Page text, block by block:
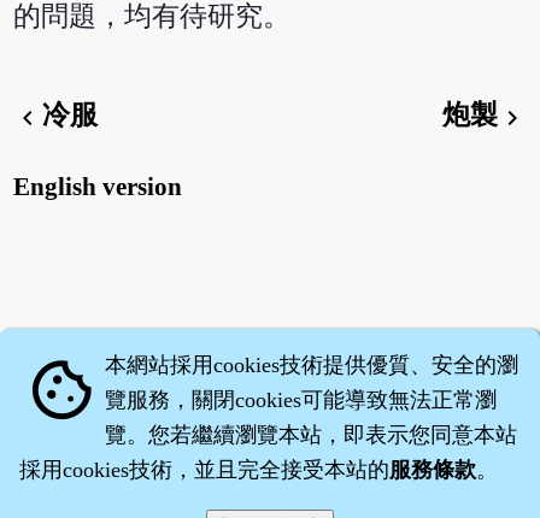
的問題，均有待研究。
chevron_left冷服 炮製chevron_right
English version
cookie 本網站採用cookies技術提供優質、安全的瀏
覽服務，關閉cookies可能導致無法正常瀏
覽。您若繼續瀏覽本站，即表示您同意本站
採用cookies技術，並且完全接受本站的服務條款。